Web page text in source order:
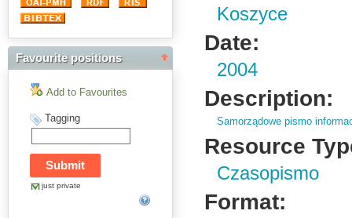
Favourite positions
Add to Favourites
Tagging
just private
Koszyce
Date:
2004
Description:
Samorządowe pismo
Resource
Czasopismo
Format: